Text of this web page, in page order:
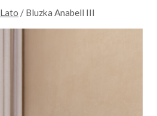
Lato / Bluzka Anabell III